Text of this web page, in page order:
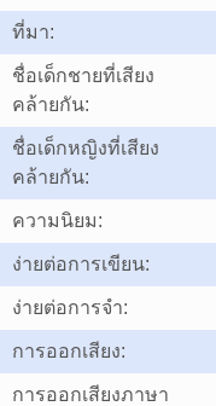
ที่มา:
ชื่อเด็กชายที่เสียง
คล้ายกัน:
ชื่อเด็กหญิงที่เสียง
คล้ายกัน:
ความนิยม:
ง่ายต่อการเขียน:
ง่ายต่อการจำ:
การออกเสียง:
การออกเสียงภาษา